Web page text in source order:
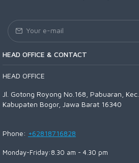
HEAD OFFICE & CONTACT
HEAD OFFICE
Jl. Gotong Royong No.168, Pabuaran,
Kabupaten Bogor, Jawa Barat 16340
Phone: +62818716828
Monday-Friday:8.30 am - 4.30 pm